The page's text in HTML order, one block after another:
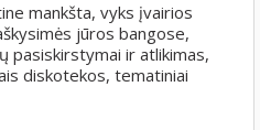
mankšta, vyks įvairios
jūros bangose,
pasiskirstymai ir atlikimas,
diskotekos, tematiniai